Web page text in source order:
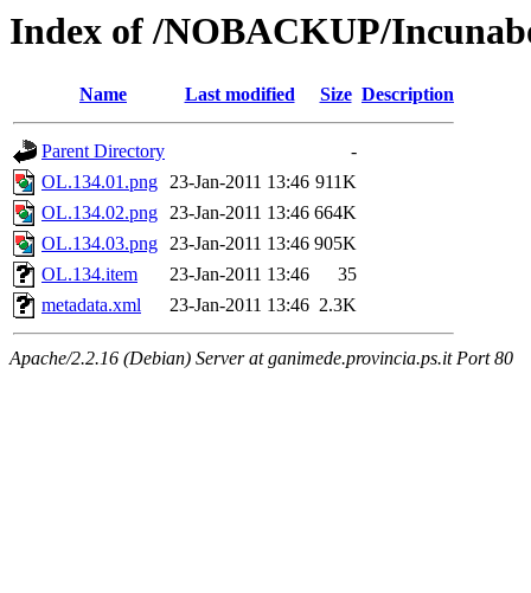
Index of /NOBACKUP/
Name Last modified Size Description
Parent Directory
-
OL.134.01.png 23-Jan-2011 13:46 911K
OL.134.02.png 23-Jan-2011 13:46 664K
OL.134.03.png 23-Jan-2011 13:46 905K
OL.134.item
23-Jan-2011 13:46
35
metadata.xml
23-Jan-2011 13:46 2.3K
Apache/2.2.16 (Debian) Server at ganimede.provincia.ps.it Port 80